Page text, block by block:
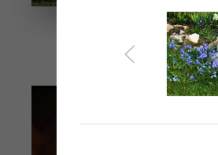
Гулливер и лилипуты